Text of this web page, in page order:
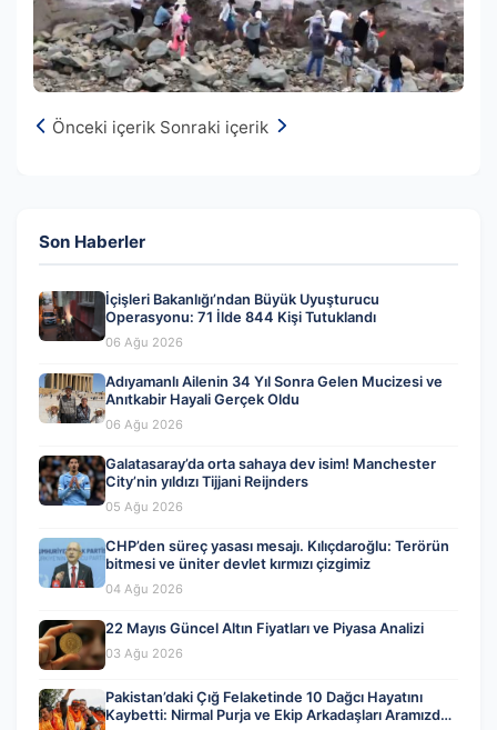
Önceki içerik Sonraki içerik
Son Haberler
İçişleri Bakanlığı’ndan Büyük Uyuşturucu
Operasyonu: 71 İlde 844 Kişi Tutuklandı
06 Ağu 2026
Adıyamanlı Ailenin 34 Yıl Sonra Gelen Mucizesi ve
Anıtkabir Hayali Gerçek Oldu
06 Ağu 2026
Galatasaray’da orta sahaya dev isim! Manchester
City’nin yıldızı Tijjani Reijnders
05 Ağu 2026
CHP’den süreç yasası mesajı. Kılıçdaroğlu: Terörün
bitmesi ve üniter devlet kırmızı çizgimiz
04 Ağu 2026
22 Mayıs Güncel Altın Fiyatları ve Piyasa Analizi
03 Ağu 2026
Pakistan’daki Çığ Felaketinde 10 Dağcı Hayatını
Kaybetti: Nirmal Purja ve Ekip Arkadaşları Aramızdan